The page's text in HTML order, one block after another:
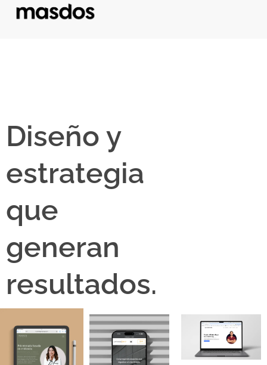
Diseño y
estrategia
que
generan
resultados.